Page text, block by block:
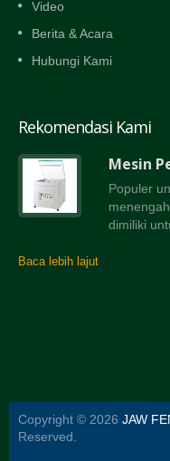
Video
Berita & Acara
Hubungi Kami
Rekomendasi Kami
Mesin
Populer
dimiliki
Baca lebih lajut
Copyright © 2026 JAW
Reserved.